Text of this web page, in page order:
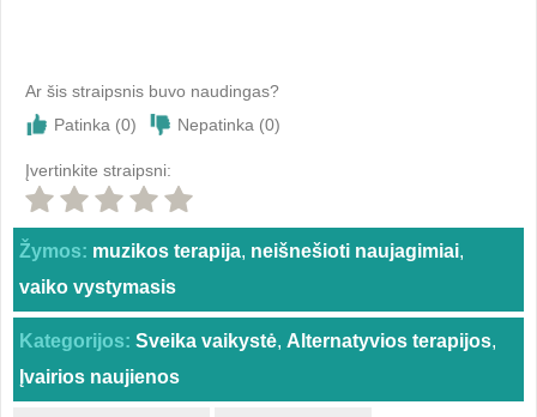
Ar šis straipsnis buvo naudingas?
Patinka (0) Nepatinka (0)
Įvertinkite straipsni:
Žymos: muzikos terapija, neišnešioti naujagimiai,
vaiko vystymasis
Kategorijos: Sveika vaikystė, Alternatyvios terapijos,
Įvairios naujienos